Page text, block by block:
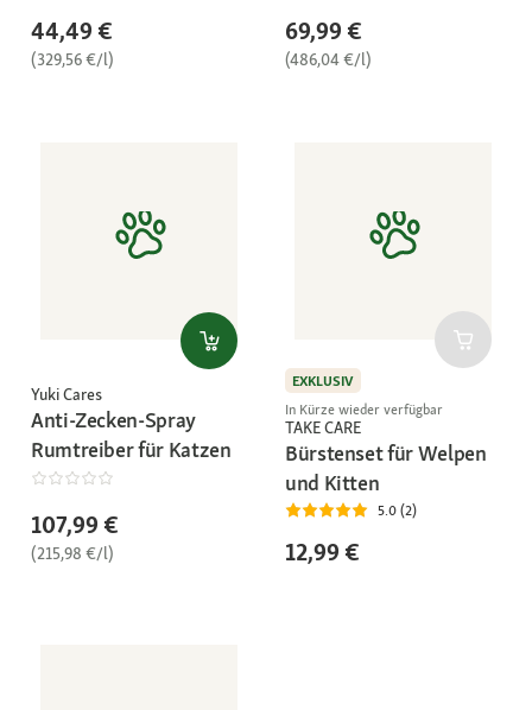
44,49 €
(329,56 €/l)
69,99 €
(486,04 €/l)
Yuki Cares
Anti-Zecken-Spray
Rumtreiber für Katzen
107,99 €
(215,98 €/l)
EXKLUSIV
In Kürze wieder verfügbar
TAKE CARE
Bürstenset für Welpen
und Kitten
5.0 (2)
12,99 €